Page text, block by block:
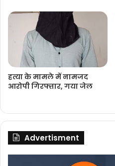
हत्या के मामले में नामजद
आरोपी गिरफ्तार, गया जेल
Advertisment